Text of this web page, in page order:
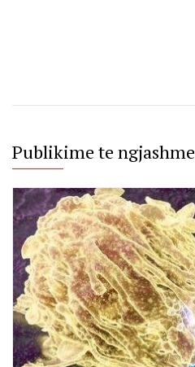
Publikime te ngjashme